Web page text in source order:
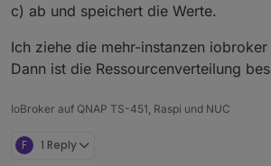
c) ab und speichert die Werte.
Ich ziehe die mehr-instanzen iobroker
Dann ist die Ressourcenverteilung
IoBroker auf QNAP TS-451, Raspi und NUC
F 1 Reply